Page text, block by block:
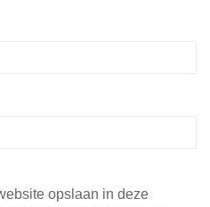
opslaan in deze